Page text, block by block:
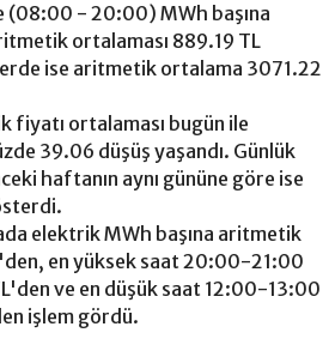
(08:00 - 20:00) MWh başına
ortalaması 889.19 TL
ise aritmetik ortalama 3071.22
fiyatı ortalaması bugün ile
39.06 düşüş yaşandı. Günlük
haftanın aynı gününe göre ise
elektrik MWh başına aritmetik
en yüksek saat 20:00-21:00
ve en düşük saat 12:00-13:00
işlem gördü.